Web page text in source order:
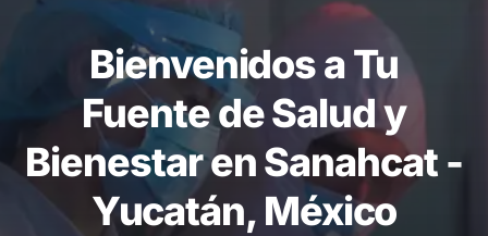
Bienvenidos a Tu
Fuente de Salud y
Bienestar en Sanahcat -
Yucatán, México